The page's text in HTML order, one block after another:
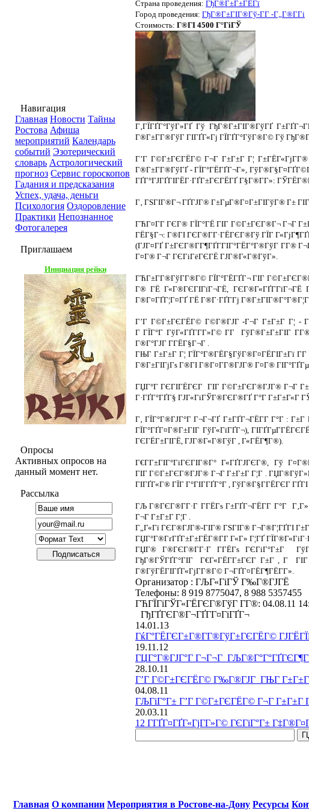
Навигация
Главная Новости Тайны
Ростова Афиша
мероприятий Календарь
событий Эзотерический
словарь Астрологический
прогноз Сервис гороскопов
Гадания и предсказания
Успех, удача, деньги
Психология Оздоровление
Практики Непознанное
Фотогалерея
Приглашаем
Инициация рейки
Опросы
Активных опросов на
данный момент нет.
Рассылка
Страна проведения: ГђГ®Г±Г±ГЁГї
Город проведения: ГђГ®Г±ГІГ®Гў-Г­Г -Г„Г®Г­Гі
Стоимость: Г®ГІ 4500 Г°ГіГЎ
Г‚ГЇГҐГ°ГўГ»ГҐ Гў ГђГ®Г±ГІГ®ГўГҐ
Г®Г±Г­Г®ГўГ ГІГҐГ«Гј ГЇГҐГ°ГўГ®Г© Гў
Г’Г Г©Г±ГЄГЁГ© Г¬Г Г±Г±Г Г¦
Г®Г±Г­Г®ГўГҐ - ГЇГ°ГЁГҐГ¬Г»,
ГҐГ°ГЈГҐГІГЁГ·ГҐГ±ГЄГЁГҐ Г§Г®Г­Г»:
Г‚ ГЅГІГ®Г¬ ГҐГЈГ® Г±ГµГ®Г¤Г±ГІГўГ® Г±
ГЋГ¤Г­Г ГЄГ® ГЇГ°ГЁ ГІГ Г©Г±ГЄГ®Г¬ Г¬Г
ГЁГ§Г¬: Г®ГІ ГЄГ®Г­Г·ГЁГЄГ®Гў ГЇГ
(ГЈГ¤ГҐ Г±ГЄГ®Г­Г¶ГҐГ­ГІГ°ГЁГ°Г®ГўГ Г­Г®
Г¤Г® Г¬Г ГЄГіГёГЄГЁ ГЈГ®Г«Г®ГўГ».
ГЋГ±Г­Г®ГўГ­Г®Г© ГЇГ°ГЁГҐГ¬ ГІГ
Г® ГЁ Г«Г®ГЄГІГїГ¬ГЁ, ГЄГ®Г«ГҐГ­ГїГ¬ГЁ
Г®Г¤ГҐГ¦Г¤ГҐ ГЁ Г®Г·ГҐГ­Гј
Г’Г Г©Г±ГЄГЁГ© Г©Г®ГЈГ -Г¬Г Г±Г±Г Г¦ -
Г ГЇГ°Г ГўГ«ГҐГ­Г­Г»Г© Г­Г ГўГ®Г±Г±ГІГ
Г®Г°ГЈГ Г­ГЁГ§Г¬Г .
ГЊГ Г±Г±Г Г¦ ГЇГ°Г®ГЁГ§ГўГ®Г¤ГЁГІГ±Гї
Г®Г±ГІГјГѕ Г®ГІ Г®Г¤Г­Г®ГЈГ® Г¤Г®
ГЏГ°Г ГЄГІГЁГЄГ ГІГ Г©Г±ГЄГ®ГЈГ® Г¬Г
Г·ГҐГ°ГҐГ§ ГЈГ«ГіГЎГ®ГЄГ®ГҐ Г°Г Г±Г±Г«Г
Г‚ ГЇГ°Г®ГЈГ°Г Г¬Г¬ГҐ Г±ГҐГ¬ГЁГ­Г Г°Г : Г±Г
ГЇГ°ГҐГ¤Г®Г±ГІГ ГўГ«ГїГҐГ¬),
ГЄГЁГ±ГІГЁ, ГЈГ®Г«Г®ГўГ , Г«ГЁГ¶Г®).
Г€Г­Г±ГІГ°ГіГЄГІГ®Г° Г«ГҐГЈГЄГ®, Гў
ГІГ Г©Г±ГЄГ®ГЈГ® Г¬Г Г±Г±Г Г¦Г .
ГІГҐГ«Г® ГЇГ Г°ГІГ­ГҐГ°Г , ГўГ®Г§Г­ГЁГЄГ
ГЉ Г®ГЄГ®Г­Г·Г Г­ГЁГѕ Г±ГҐГ¬ГЁГ­Г Г°Г
Г¬Г Г±Г±Г Г¦Г .
Г„Г«Гї ГЄГ®ГЈГ®-ГІГ® ГЅГІГ® Г¬Г®Г¦ГҐГІ
ГЏГ°Г®ГґГҐГ±Г±ГЁГ®Г­Г Г«Г» Г¦ГҐ
ГЏГ® Г®ГЄГ®Г­Г·Г Г­ГЁГѕ ГЄГіГ°Г±Г
ГђГ®ГЎГҐГ°ГІГ Г€Г«ГЁГ­Г±ГЄГ Г±Г , Г ГІГ
Г®ГўГЁГІГҐГ«ГјГ­Г®Г© Г¬ГҐГ¤ГЁГ¶ГЁГ­Г».
Организатор : ГЉГ«ГіГЎ Г‰Г®ГЈГЁ
Телефоны: 8 919 8775047, 8 988 5357455
ГЋГЇГіГЎГ«ГЁГЄГ®ГўГ Г­Г®: 04.08.11
ГђГҐГЄГ®Г¬ГҐГ­Г¤ГіГҐГ¬
14.01.13
ГќГ°ГЁГЄГ±Г®Г­Г®ГўГ±ГЄГЁГ©
19.11.12
ГЏГ°Г®ГЈГ°Г Г¬Г¬Г
28.10.11
Г’Г Г©Г±ГЄГЁГ© Г‰Г®ГЈГ ГЊГ Г±Г±Г
04.08.11
ГЉГіГ°Г± Г’Г Г©Г±ГЄГЁГ© Г¬Г Г±Г±Г
20.03.11
12 Г­ГҐГ¤ГҐГ«ГјГ­Г»Г© ГЄГіГ°Г±
Главная О компании Мероприятия в Ростове-на-Дону Ресурсы